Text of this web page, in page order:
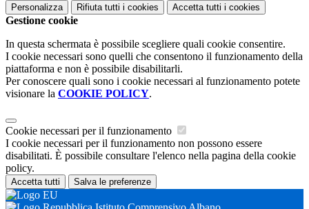
Personalizza Rifiuta tutti i cookies Accetta tutti i cookies
Gestione cookie
In questa schermata è possibile scegliere quali cookie consentire.
I cookie necessari sono quelli che consentono il funzionamento della
piattaforma e non è possibile disabilitarli.
Per conoscere quali sono i cookie necessari al funzionamento potete
visionare la COOKIE POLICY.
Cookie necessari per il funzionamento
I cookie necessari per il funzionamento non possono essere
disabilitati. È possibile consultare l'elenco nella pagina della cookie
policy.
Accetta tutti Salva le preferenze